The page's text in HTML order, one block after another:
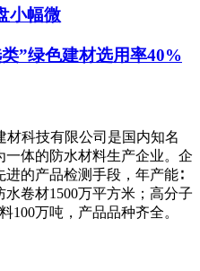
小幅微
”绿色建材选用率40%
材科技有限公司是国内知名
体的防水材料生产企业。企
的产品检测手段，年产能∶
卷材1500万平方米；高分子
100万吨，产品品种齐全。